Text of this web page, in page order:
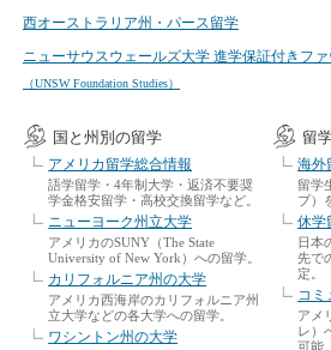
西オーストラリア州・パース留学
ニューサウスウェールズ大学 進学保証付きフ
（UNSW Foundation Studies）
国と州別の留学
アメリカ留学総合情報
語学留学・4年制大学・返済不要奨
学金格安留学・高校交換留学など。
ニューヨーク州立大学
アメリカのSUNY（The State
University of New York）への留学。
カリフォルニア州の大学
アメリカ西海岸のカリフォルニア州
立大学などの各大学への留学。
ワシントン州の大学
留
海外
留学
プ）
休学
日本
先で
定。
コミ
アメ
レ）
可能。